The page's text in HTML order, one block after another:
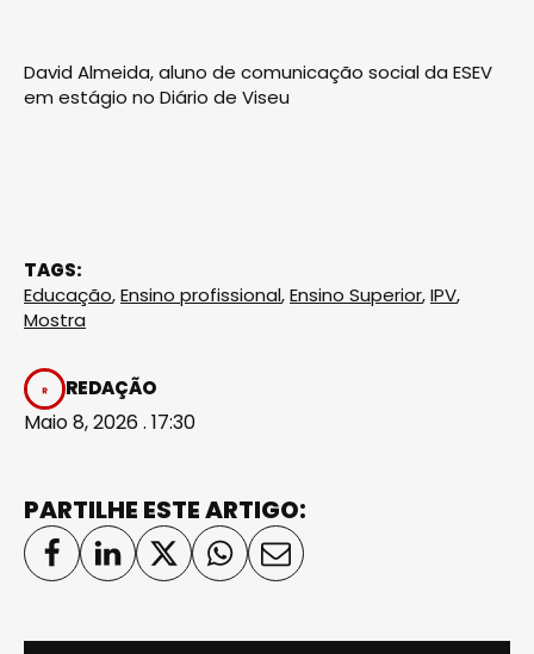
David Almeida, aluno de comunicação social da ESEV
em estágio no Diário de Viseu
TAGS:
Educação,Ensino profissional,Ensino Superior,IPV,
Mostra
REDAÇÃO
Maio 8, 2026 . 17:30
PARTILHE ESTE ARTIGO: